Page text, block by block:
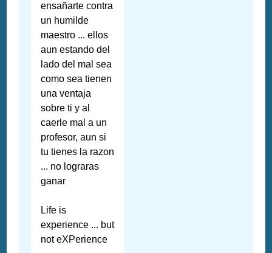
ensañarte contra
un humilde
maestro ... ellos
aun estando del
lado del mal sea
como sea tienen
una ventaja
sobre ti y al
caerle mal a un
profesor, aun si
tu tienes la razon
... no lograras
ganar
Life is
experience ... but
not eXPerience